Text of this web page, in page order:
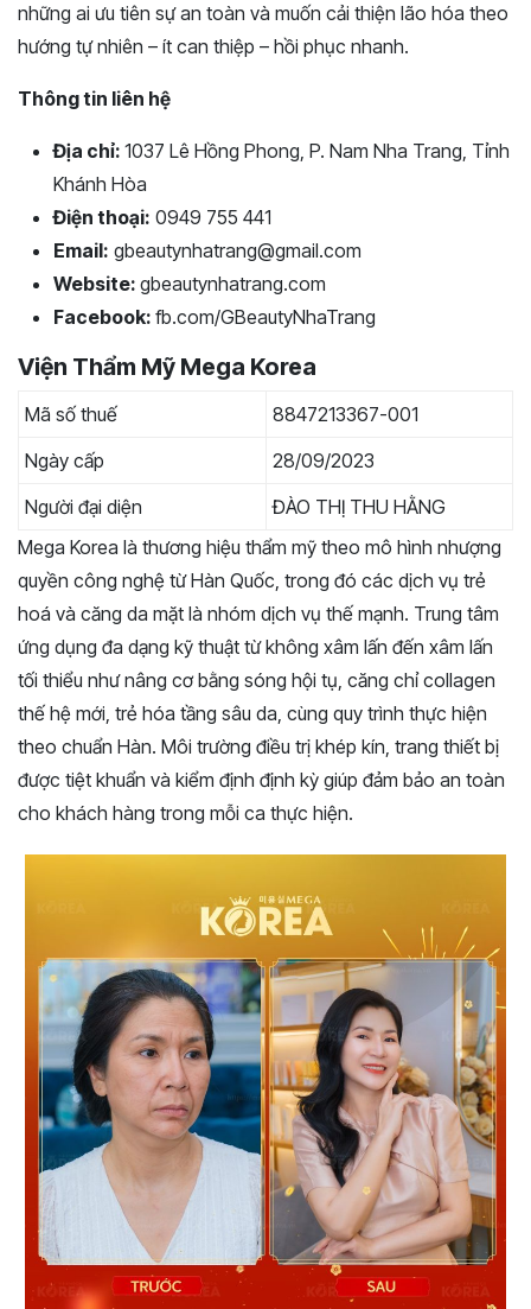
những ai ưu tiên sự an toàn và muốn cải thiện lão hóa theo
hướng tự nhiên – ít can thiệp – hồi phục nhanh.
Thông tin liên hệ
Địa chỉ: 1037 Lê Hồng Phong, P. Nam Nha Trang, Tỉnh
Khánh Hòa
Điện thoại: 0949 755 441
Email: gbeautynhatrang@gmail.com
Website: gbeautynhatrang.com
Facebook: fb.com/GBeautyNhaTrang
Viện Thẩm Mỹ Mega Korea
Mã số thuế
8847213367-001
Ngày cấp
28/09/2023
Người đại diện
ĐÀO THỊ THU HẰNG
Mega Korea là thương hiệu thẩm mỹ theo mô hình nhượng
quyền công nghệ từ Hàn Quốc, trong đó các dịch vụ trẻ
hoá và căng da mặt là nhóm dịch vụ thế mạnh. Trung tâm
ứng dụng đa dạng kỹ thuật từ không xâm lấn đến xâm lấn
tối thiểu như nâng cơ bằng sóng hội tụ, căng chỉ collagen
thế hệ mới, trẻ hóa tầng sâu da, cùng quy trình thực hiện
theo chuẩn Hàn. Môi trường điều trị khép kín, trang thiết bị
được tiệt khuẩn và kiểm định định kỳ giúp đảm bảo an toàn
cho khách hàng trong mỗi ca thực hiện.